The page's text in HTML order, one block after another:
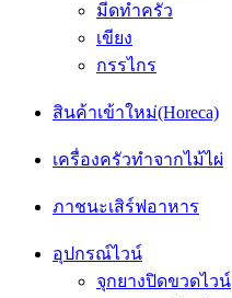
มีดทำครัว
เขียง
กรรไกร
สินค้าเข้าใหม่(Horeca)
เครื่องครัวทำจากไม้ไผ่
ภาชนะเสิร์ฟอาหาร
อุปกรณ์ไวน์
จุกยางปิดขวดไวน์